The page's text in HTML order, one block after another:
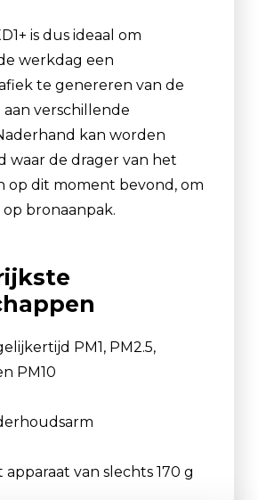
is dus ideaal om
werkdag een
te genereren van de
verschillende
kan worden
waar de drager van het
op dit moment bevond, om
bronaanpak.
PM1, PM2.5,
PM10
apparaat van slechts 170 g